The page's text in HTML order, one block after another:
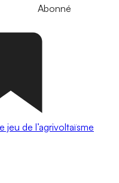
Abonné
jeu de l’agrivoltaïsme